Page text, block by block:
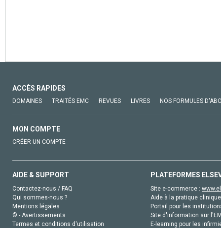
ACCÈS RAPIDES
DOMAINES TRAITÉS EMC REVUES LIVRES NOS FORMULES
MON COMPTE
CRÉER UN COMPTE
AIDE & SUPPORT
Contactez-nous / FAQ
Qui sommes-nous ?
Mentions légales
© - Avertissements
Termes et conditions d'utilisation
PLATEFORMES
Site e-commerce :
Aide à la pratique
Portail pour les
Site d'information sur
E-learning pour les